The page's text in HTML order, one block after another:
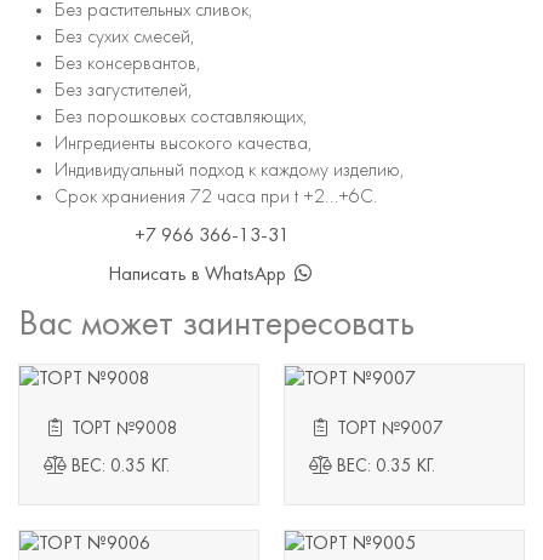
Без растительных сливок,
Без сухих смесей,
Без консервантов,
Без загустителей,
Без порошковых составляющих,
Ингредиенты высокого качества,
Индивидуальный подход к каждому изделию,
Срок храниения 72 часа при t +2...+6С.
+7 966 366-13-31
Написать в WhatsApp
Вас может заинтересовать
ТОРТ №9008
ВЕС: 0.35 КГ.
ТОРТ №9007
ВЕС: 0.35 КГ.